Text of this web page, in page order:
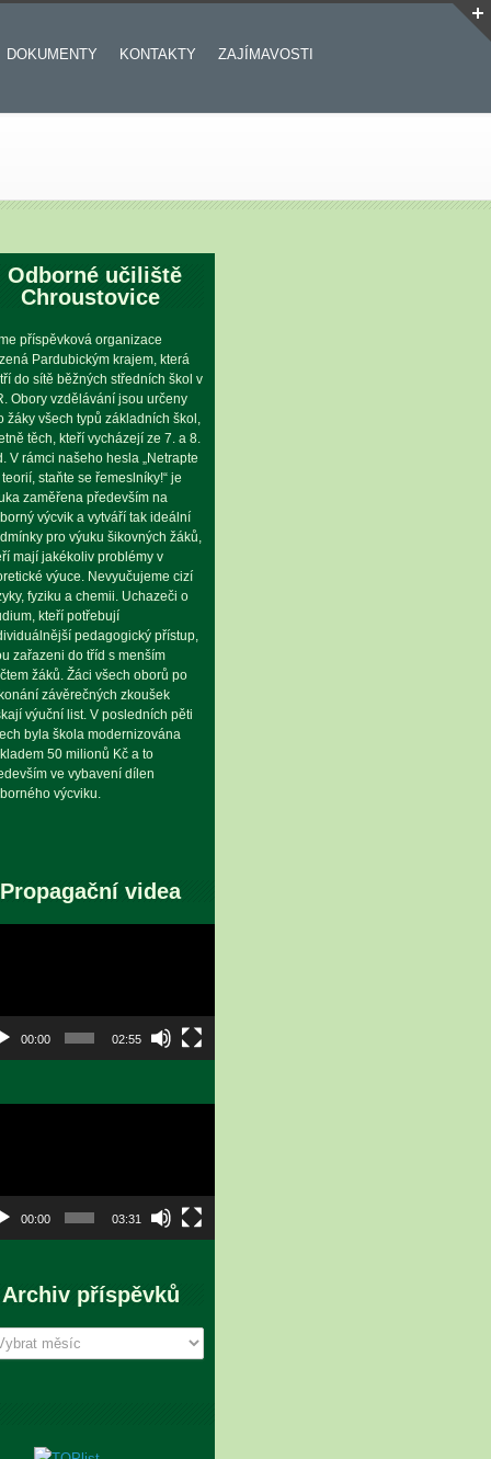
DOKUMENTY KONTAKTY ZAJÍMAVOSTI
Odborné učiliště
Chroustovice
příspěvková organizace
Pardubickým krajem, která
do sítě běžných středních škol v
Obory vzdělávání jsou určeny
žáky všech typů základních škol,
těch, kteří vycházejí ze 7. a 8.
V rámci našeho hesla „Netrapte
staňte se řemeslníky!“ je
zaměřena především na
výcvik a vytváří tak ideální
pro výuku šikovných žáků,
mají jakékoliv problémy v
výuce. Nevyučujeme cizí
fyziku a chemii. Uchazeči o
kteří potřebují
pedagogický přístup,
zařazeni do tříd s menším
žáků. Žáci všech oborů po
závěrečných zkoušek
výuční list. V posledních pěti
byla škola modernizována
50 milionů Kč a to
ve vybavení dílen
výcviku.
Propagační videa
00:00 02:55
00:00 03:31
Archiv příspěvků